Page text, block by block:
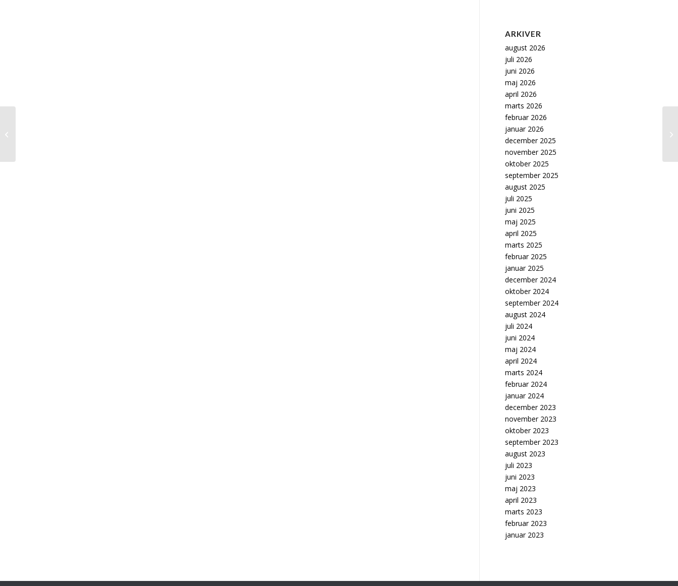
ARKIVER
august 2026
juli 2026
juni 2026
maj 2026
april 2026
marts 2026
februar 2026
januar 2026
december 2025
november 2025
oktober 2025
september 2025
august 2025
juli 2025
juni 2025
maj 2025
april 2025
marts 2025
februar 2025
januar 2025
december 2024
oktober 2024
september 2024
august 2024
juli 2024
juni 2024
maj 2024
april 2024
marts 2024
februar 2024
januar 2024
december 2023
november 2023
oktober 2023
september 2023
august 2023
juli 2023
juni 2023
maj 2023
april 2023
marts 2023
februar 2023
januar 2023